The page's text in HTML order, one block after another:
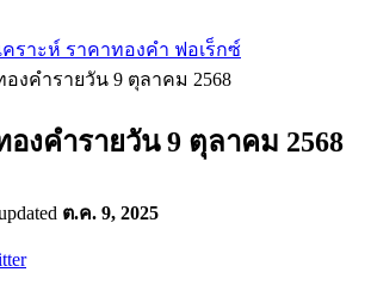
ราะห์ ราคาทองคำ ฟอเร็กซ์
งคำรายวัน 9 ตุลาคม 2568
องคำรายวัน 9 ตุลาคม 2568
ต.ค. 9, 2025